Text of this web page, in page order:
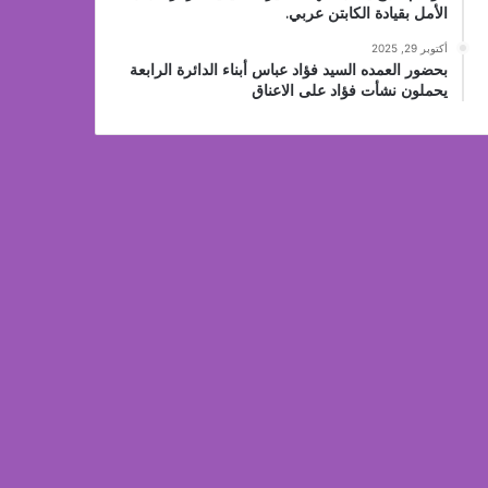
الأمل بقيادة الكابتن عربي.
أكتوبر 29, 2025
بحضور العمده السيد فؤاد عباس أبناء الدائرة الرابعة
يحملون نشأت فؤاد على الاعناق